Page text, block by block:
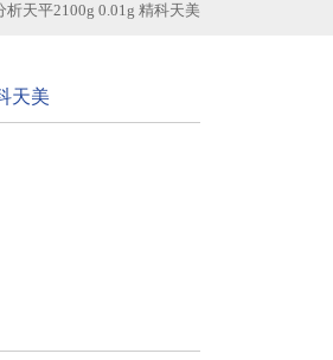
析天平2100g 0.01g 精科天美
天美